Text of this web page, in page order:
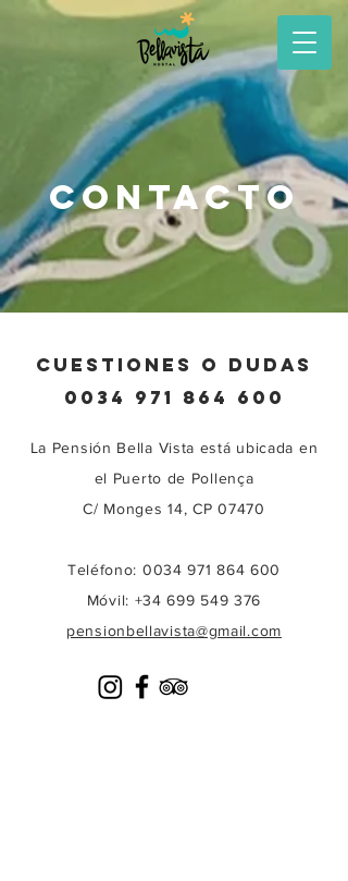
contacto
cuestiones o dudas
0034 971 864 600
La Pensión Bella Vista está ubicada en
el Puerto de Pollença
C/ Monges 14, CP 07470
Teléfono: 0034 971 864 600
Móvil: +34 699 549 376
pensionbellavista@gmail.com